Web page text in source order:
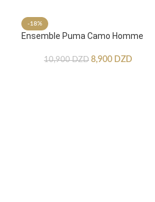
-18%
Ensemble Puma Camo Homme
10,900DZD 8,900 DZD